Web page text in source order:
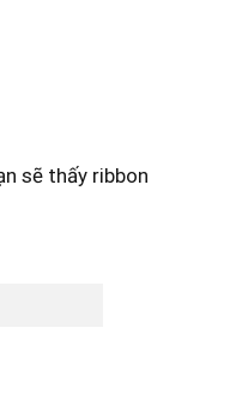
sẽ thấy ribbon